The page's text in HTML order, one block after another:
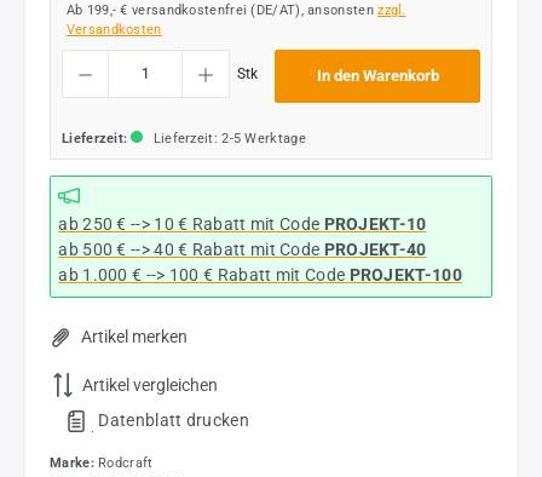
Ab 199,- € versandkostenfrei (DE/AT), ansonstenzzgl.
Versandkosten
Produkt Anzahl: Gib den gewünschten Wert ein oder benutze die Schaltflächen um
Stk In den Warenkorb
Lieferzeit: Lieferzeit: 2-5 Werktage
ab 250 € --> 10 € Rabatt mit Code PROJEKT-10
ab 500 € --> 40 € Rabatt mit Code PROJEKT-40
ab 1.000 € --> 100 € Rabatt mit Code PROJEKT-100
Artikel merken
Artikel vergleichen
. Datenblatt drucken
Marke: Rodcraft